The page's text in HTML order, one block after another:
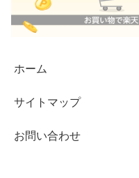
ホーム
サイトマップ
お問い合わせ